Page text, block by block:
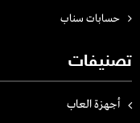
حسابات سناب
تصنيفات
أجهزة العاب